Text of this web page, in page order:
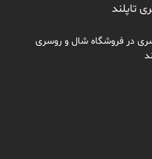
تاپلند
در فروشگاه شال و روسری